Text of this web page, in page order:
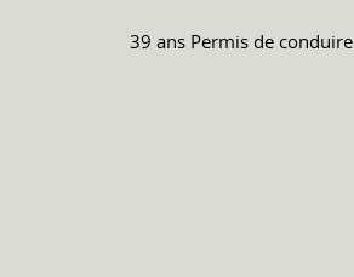
39 ans Permis de conduire